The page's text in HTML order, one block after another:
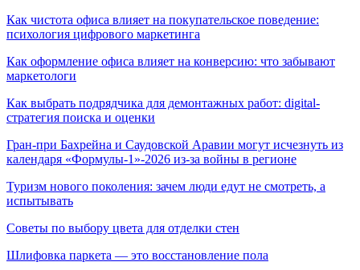
Как чистота офиса влияет на покупательское поведение:
психология цифрового маркетинга
Как оформление офиса влияет на конверсию: что забывают
маркетологи
Как выбрать подрядчика для демонтажных работ: digital-
стратегия поиска и оценки
Гран-при Бахрейна и Саудовской Аравии могут исчезнуть из
календаря «Формулы-1»-2026 из-за войны в регионе
Туризм нового поколения: зачем люди едут не смотреть, а
испытывать
Советы по выбору цвета для отделки стен
Шлифовка паркета — это восстановление пола